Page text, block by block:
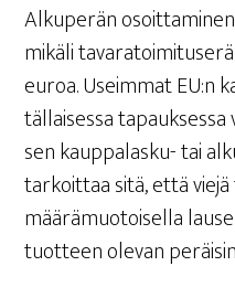
Alku­pe­rän
mikä­li
euroa. Useim­mat EU:n
täl­lai­ses­sa
sen kaup­pa­las­ku- tai
tar­koit­taa sitä, että
mää­rä­muo­toi­sel­la
tuot­teen ole­van